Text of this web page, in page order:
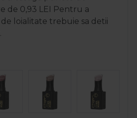
de 0,93 LEI Pentru a
loialitate trebuie sa detii